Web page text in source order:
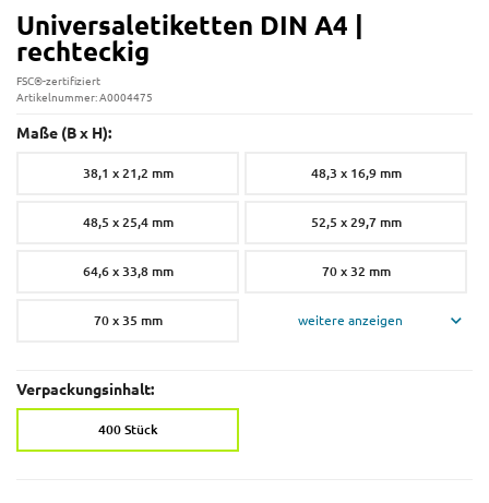
Universaletiketten DIN A4 |
rechteckig
FSC®-zertifiziert
Artikelnummer: A0004475
Maße (B x H):
38,1 x 21,2 mm 48,3 x 16,9 mm
48,5 x 25,4 mm 52,5 x 29,7 mm
64,6 x 33,8 mm 70 x 32 mm
70 x 35 mm weitere anzeigen
Verpackungsinhalt:
400 Stück